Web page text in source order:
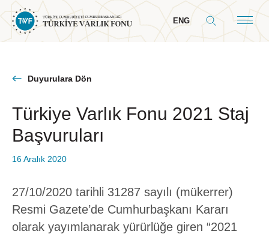
ENG
Hakkımızda
Yönetim Kurulu
Cumhurbaşkanı Mesajı
Duyurulara Dön
Türkiye Varlık Fonu 2021 Staj
Başvuruları
16 Aralık 2020
27/10/2020 tarihli 31287 sayılı (mükerrer)
Resmi Gazete’de Cumhurbaşkanı Kararı
olarak yayımlanarak yürürlüğe giren “2021